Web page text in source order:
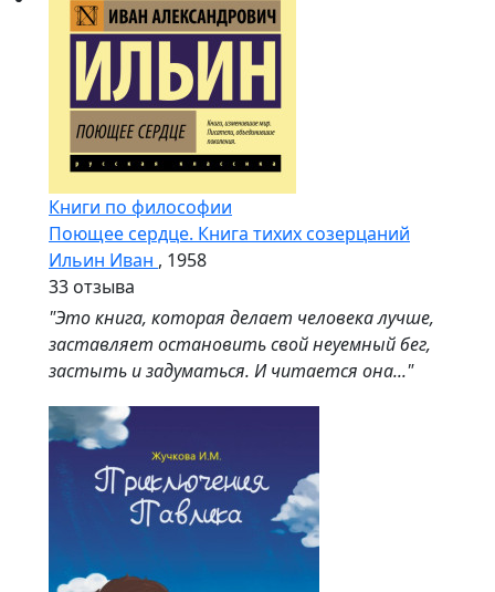
Книги по философии
Поющее сердце. Книга тихих созерцаний
Ильин Иван , 1958
33 отзыва
"Это книга, которая делает человека лучше,
заставляет остановить свой неуемный бег,
застыть и задуматься. И читается она..."